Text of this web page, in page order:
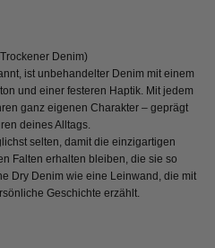
Denim)
ist unbehandelter Denim mit einem
und einer festeren Haptik. Mit jedem
ganz eigenen Charakter – geprägt
deines Alltags.
selten, damit die einzigartigen
Falten erhalten bleiben, die sie so
Dry Denim wie eine Leinwand, die mit
Geschichte erzählt.